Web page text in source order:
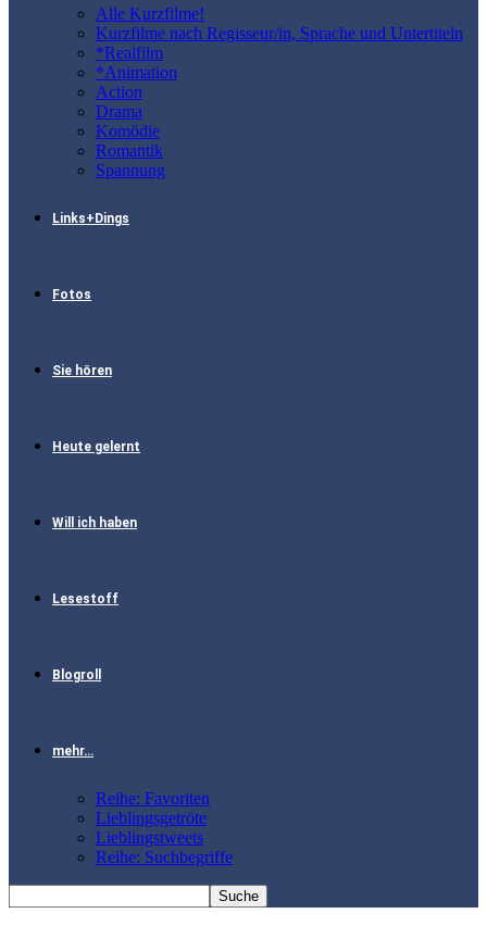
Alle Kurzfilme!
Kurzfilme nach Regisseur/in, Sprache und Untertiteln
*Realfilm
*Animation
Action
Drama
Komödie
Romantik
Spannung
Links+Dings
Fotos
Sie hören
Heute gelernt
Will ich haben
Lesestoff
Blogroll
mehr…
Reihe: Favoriten
Lieblingsgetröte
Lieblingstweets
Reihe: Suchbegriffe